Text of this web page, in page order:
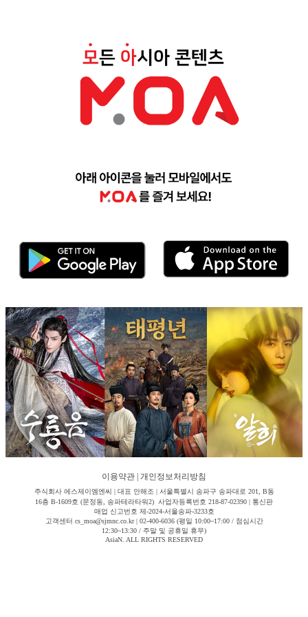
이용약관 개인정보처리방침
주식회사 에스제이엠엔씨 | 대표 안해조 | 서울특별시 송파구 송파대로 201, B동
16층 B-1609호 (문정동, 송파테라타워2) 사업자등록번호 218-87-02390 | 통신판
매업 신고번호 제-2024-서울송파-3233호
고객센터 cs_moa@sjmnc.co.kr | 02-400-6036 (평일 10:00~17:00 / 점심시간
12:30~13:30 / 주말 및 공휴일 휴무)
AsiaN. ALL RIGHTS RESERVED